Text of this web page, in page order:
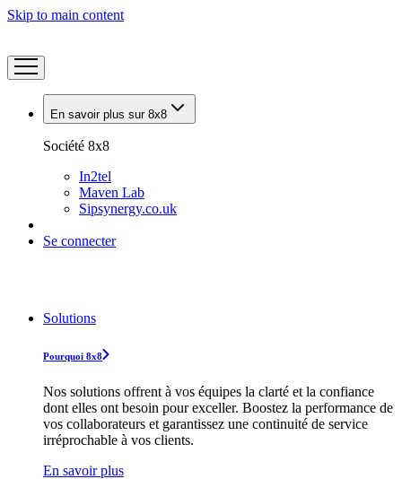
Skip to main content
En savoir plus sur 8x8
Société 8x8
In2tel
Maven Lab
Sipsynergy.co.uk
Se connecter
Solutions
Pourquoi 8x8
Nos solutions offrent à vos équipes la clarté et la confiance
dont elles ont besoin pour exceller. Boostez la performance de
vos collaborateurs et garantissez une continuité de service
irréprochable à vos clients.
En savoir plus